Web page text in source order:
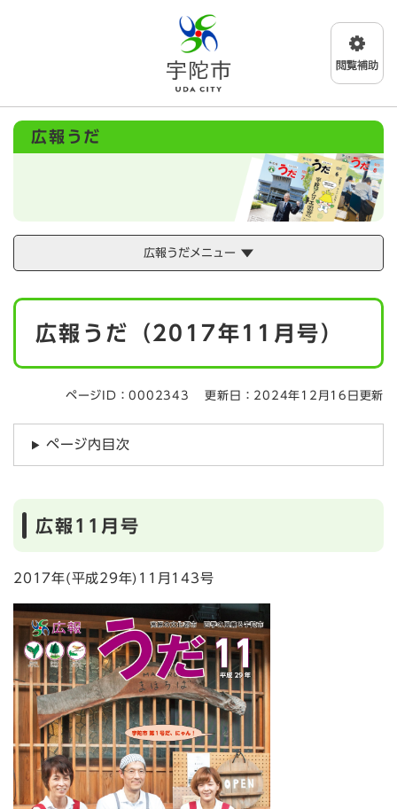
メニューを飛ばして本文へ
広報うだ
広報うだメニュー
本
広報うだ（2017年11月号）
ページID：0002343 更新日：2024年12月16日更新
ページ内目次
広報11月号
2017年(平成29年)11月143号